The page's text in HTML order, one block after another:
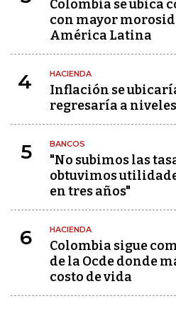
Colombia se ubica
con mayor
América Latina
4 HACIENDA
Inflación se
regresaría a
5 BANCOS
"No subimos las
obtuvimos
en tres años"
6 HACIENDA
Colombia sigue
de la Ocde donde
costo de vida